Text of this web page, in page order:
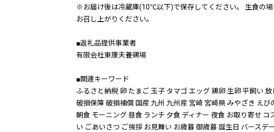
※お届け後は冷蔵庫(10℃以下)で保存してください。 生食の
お召し上がりください。
■返礼品提供事業者
有限会社東康夫養鶏場
■関連キーワード
ふるさと納税 卵 たまご 玉子 タマゴ エッグ 鶏卵 生卵 平飼い
破損保障 破損補償 国産 九州 九州産 宮崎 宮崎県 みやざき え
朝食 モーニング 昼食 ランチ 夕食 ディナー 夜食 お取り寄せ
い ごあいさつ ご挨拶 お見舞い お歳暮 御歳暮 誕生日 バースデ